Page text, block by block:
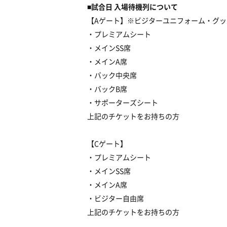
■試合日 入場待機列について
【Aゲート】※ビジターユニフォーム・グ
・プレミアムシート
・メインSS席
・メインA席
・バック中央席
・バックB席
・サポーターズシート
上記のチケットをお持ちの方
【Cゲート】
・プレミアムシート
・メインSS席
・メインA席
・ビジター自由席
上記のチケットをお持ちの方